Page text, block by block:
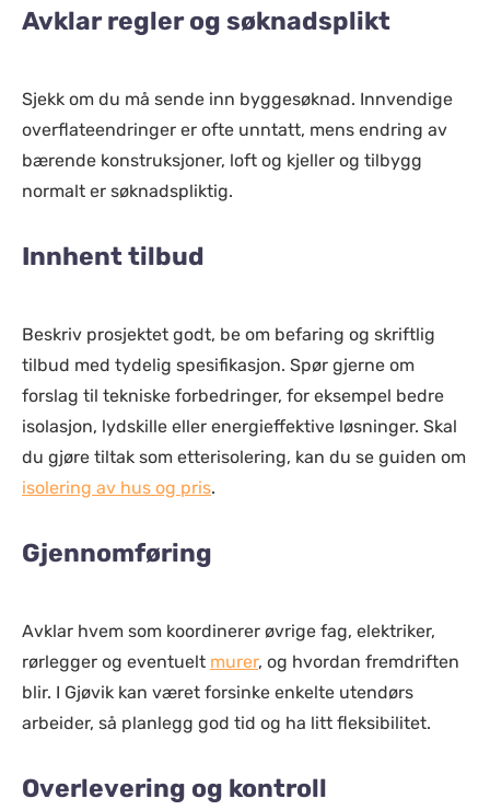
Avklar regler og søknadsplikt
Sjekk om du må sende inn byggesøknad. Innvendige
overflateendringer er ofte unntatt, mens endring av
bærende konstruksjoner, loft og kjeller og tilbygg
normalt er søknadspliktig.
Innhent tilbud
Beskriv prosjektet godt, be om befaring og skriftlig
tilbud med tydelig spesifikasjon. Spør gjerne om
forslag til tekniske forbedringer, for eksempel bedre
isolasjon, lydskille eller energieffektive løsninger. Skal
du gjøre tiltak som etterisolering, kan du se guiden om
isolering av hus og pris.
Gjennomføring
Avklar hvem som koordinerer øvrige fag, elektriker,
rørlegger og eventuelt murer, og hvordan fremdriften
blir. I Gjøvik kan været forsinke enkelte utendørs
arbeider, så planlegg god tid og ha litt fleksibilitet.
Overlevering og kontroll